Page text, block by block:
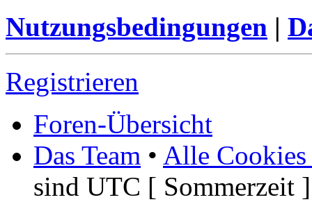
Nutzungsbedingungen |
Registrieren
Foren-Übersicht
Das Team • Alle Cookies
sind UTC [ Sommerzeit ]